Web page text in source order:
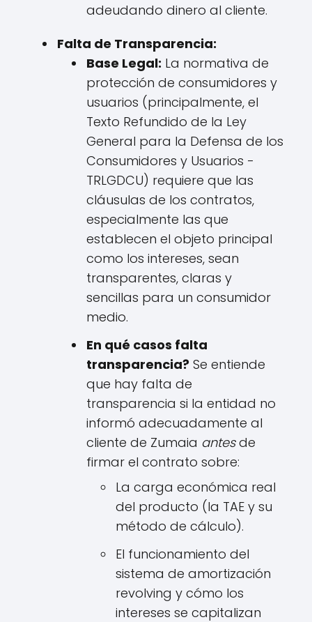
adeudando dinero al cliente.
Falta de Transparencia:
Base Legal: La normativa de
protección de consumidores y
usuarios (principalmente, el
Texto Refundido de la Ley
General para la Defensa de los
Consumidores y Usuarios -
TRLGDCU) requiere que las
cláusulas de los contratos,
especialmente las que
establecen el objeto principal
como los intereses, sean
transparentes, claras y
sencillas para un consumidor
medio.
En qué casos falta
transparencia? Se entiende
que hay falta de
transparencia si la entidad no
informó adecuadamente al
cliente de Zumaia antesde
firmar el contrato sobre:
La carga económica real
del producto (la TAE y su
método de cálculo).
El funcionamiento del
sistema de amortización
revolving y cómo los
intereses se capitalizan